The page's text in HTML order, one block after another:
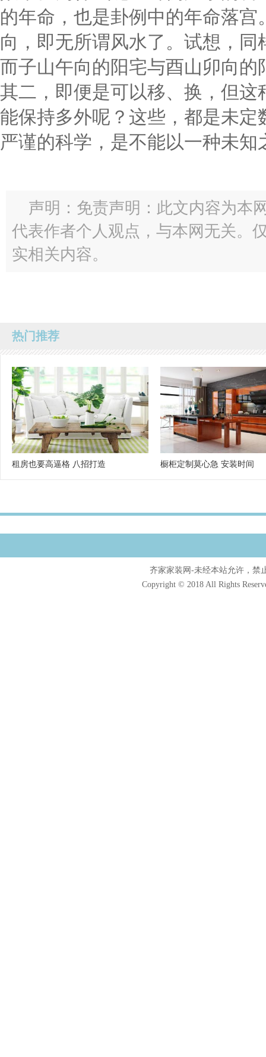
的年命，也是卦例中的年命落宫
向，即无所谓风水了。试想，
而子山午向的阳宅与酉山卯向
其二，即便是可以移、换，但这
能保持多外呢？这些，都是未定
严谨的科学，是不能以一种未
声明：免责声明：此文内容为本
代表作者个人观点，与本网无关。
实相关内容。
热门推荐
租房也要高逼格 八招打造 橱柜定制莫心急 安装时间
齐家家装网-未经本站允许，禁
Copyright © 2018 All Rights